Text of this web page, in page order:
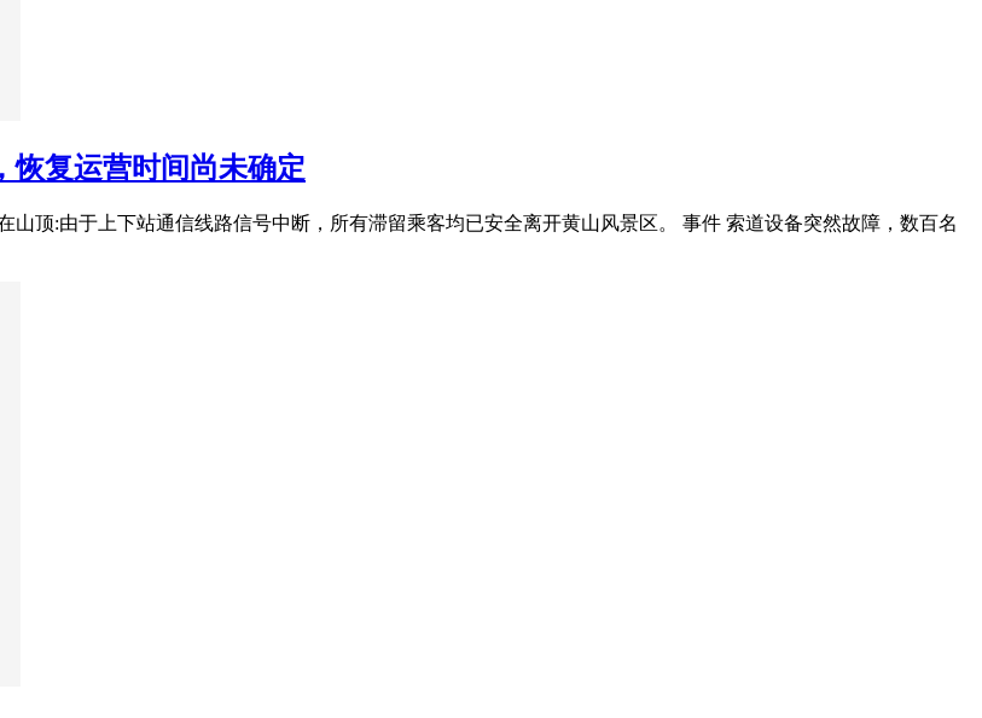
恢复运营时间尚未确定
顶:由于上下站通信线路信号中断，所有滞留乘客均已安全离开黄山风景区。 事件 索道设备突然故障，数百名